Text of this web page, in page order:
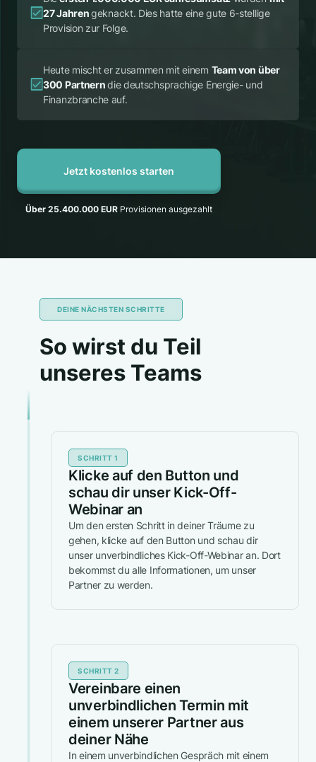
27 Jahrengeknackt. Dies hatte eine gute 6-stellige
Provision zur Folge.
Heute mischt er zusammen mit einem Team von über
300 Partnerndie deutschsprachige Energie- und
Finanzbranche auf.
Jetzt kostenlos starten
Über 25.400.000 EUR Provisionen ausgezahlt
DEINE NÄCHSTEN SCHRITTE
So wirst du Teil
unseres Teams
SCHRITT 1
Klicke auf den Button und
schau dir unser Kick-Off-
Webinar an
Um den ersten Schritt in deiner Träume zu
gehen, klicke auf den Button und schau dir
unser unverbindliches Kick-Off-Webinar an. Dort
bekommst du alle Informationen, um unser
Partner zu werden.
SCHRITT 2
Vereinbare einen
unverbindlichen Termin mit
einem unserer Partner aus
deiner Nähe
In einem unverbindlichen Gespräch mit einem